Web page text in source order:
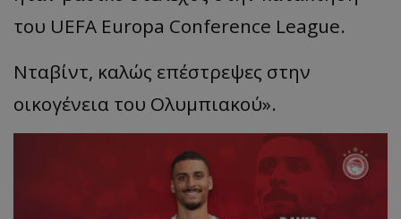
του UEFA Europa Conference League.
Νταβίντ, καλώς επέστρεψες στην
οικογένεια του Ολυμπιακού».